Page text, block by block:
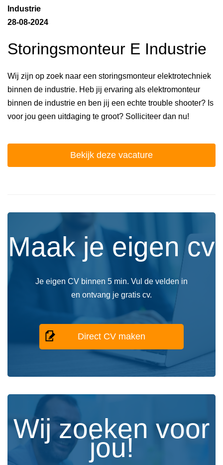
Industrie
28-08-2024
Storingsmonteur E Industrie
Wij zijn op zoek naar een storingsmonteur elektrotechniek
binnen de industrie. Heb jij ervaring als elektromonteur
binnen de industrie en ben jij een echte trouble shooter? Is
voor jou geen uitdaging te groot? Solliciteer dan nu!
Bekijk deze vacature
Maak je eigen cv
Je eigen CV binnen 5 min. Vul de velden in
en ontvang je gratis cv.
Direct CV maken
Wij zoeken voor
jou!